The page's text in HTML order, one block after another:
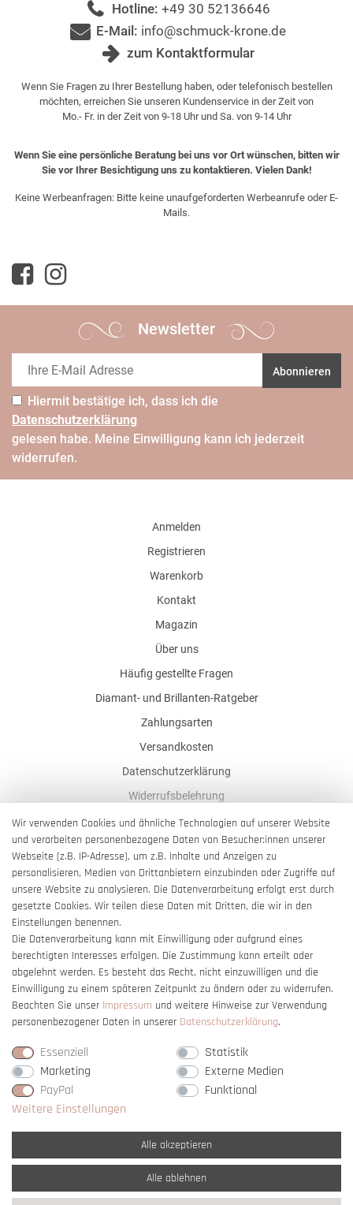
Hotline: +49 30 52136646
E-Mail: info@schmuck-krone.de
zum Kontaktformular
Wenn Sie Fragen zu Ihrer Bestellung haben, oder telefonisch bestellen
möchten, erreichen Sie unseren Kundenservice in der Zeit von
Mo.- Fr. in der Zeit von 9-18 Uhr und Sa. von 9-14 Uhr
Wenn Sie eine persönliche Beratung bei uns vor Ort wünschen, bitten wir
Sie vor Ihrer Besichtigung uns zu kontaktieren. Vielen Dank!
Keine Werbeanfragen: Bitte keine unaufgeforderten Werbeanrufe oder E-
Mails.
Newsletter
Abonnieren
Hiermit bestätige ich, dass ich die
Daten­schutz­erklärung
gelesen habe. Meine Einwilligung kann ich jederzeit
widerrufen.
Anmelden
Registrieren
Warenkorb
Kontakt
Magazin
Über uns
Häufig gestellte Fragen
Diamant- und Brillanten-Ratgeber
Zahlungsarten
Versandkosten
Datenschutzerklärung
Widerrufsbelehrung
AGB
Impressum
Barrierefreiheitserklärung
Vertrag widerrufen
* Alle Preise verstehen sich inkl. gesetzl. MwSt. undzzgl. Versandkosten
Wir verwenden Cookies und ähnliche Technologien auf unserer Website
und verarbeiten personenbezogene Daten von Besucher:innen unserer
Webseite (z.B. IP-Adresse), um z.B. Inhalte und Anzeigen zu
personalisieren, Medien von Drittanbietern einzubinden oder Zugriffe auf
unsere Website zu analysieren. Die Datenverarbeitung erfolgt erst durch
gesetzte Cookies. Wir teilen diese Daten mit Dritten, die wir in den
Einstellungen benennen.
Die Datenverarbeitung kann mit Einwilligung oder aufgrund eines
berechtigten Interesses erfolgen. Die Zustimmung kann erteilt oder
abgelehnt werden. Es besteht das Recht, nicht einzuwilligen und die
Einwilligung zu einem späteren Zeitpunkt zu ändern oder zu widerrufen.
Beachten Sie unser Impressum und weitere Hinweise zur Verwendung
personenbezogener Daten in unserer Daten­schutz­erklärung.
Essenziell
Statistik
Marketing
Externe Medien
PayPal
Funktional
Weitere Einstellungen
Alle akzeptieren
Alle ablehnen